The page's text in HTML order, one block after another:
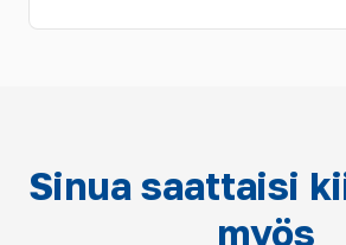
Sinua saattaisi
myös